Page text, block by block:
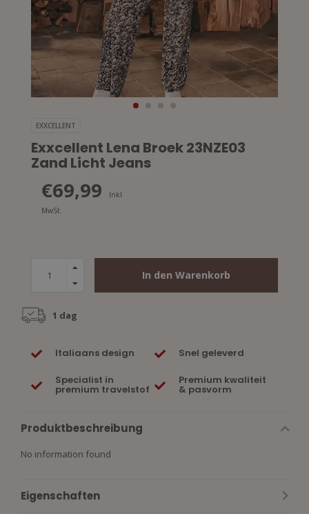
EXXCELLENT
Exxcellent Lena Broek 23NZE03
Zand Licht Jeans
€69,99
Inkl.
MwSt.
In den Warenkorb
1 dag
Italiaans design Snel geleverd
Specialist in
premium travelstof
Premium kwaliteit
& pasvorm
Produktbeschreibung
No information found
Eigenschaften